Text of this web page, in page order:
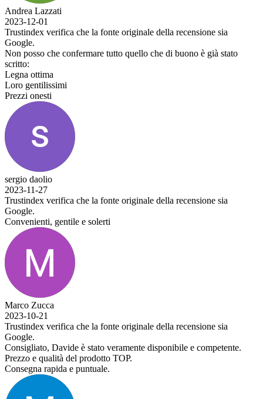
Andrea Lazzati
2023-12-01
Trustindex verifica che la fonte originale della recensione sia
Google.
Non posso che confermare tutto quello che di buono è già stato
scritto:
Legna ottima
Loro gentilissimi
Prezzi onesti
sergio daolio
2023-11-27
Trustindex verifica che la fonte originale della recensione sia
Google.
Convenienti, gentile e solerti
Marco Zucca
2023-10-21
Trustindex verifica che la fonte originale della recensione sia
Google.
Consigliato, Davide è stato veramente disponibile e competente.
Prezzo e qualità del prodotto TOP.
Consegna rapida e puntuale.